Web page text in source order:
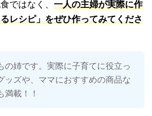
ではなく、 一人の主婦が実際に作
レシピ」をぜひ作ってみてくださ
の姉です。実際に子育てに役立っ
ッズや、ママにおすすめの商品な
満載！！